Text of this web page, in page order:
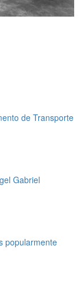
de Transporte
Gabriel
popularmente